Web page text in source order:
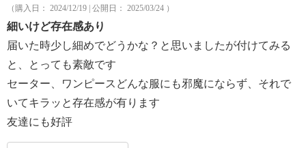
（購入日： 2024/12/19 | 公開日： 2025/03/24 ）
細いけど存在感あり
届いた時少し細めでどうかな？と思いましたが付けてみる
と、とっても素敵です
セーター、ワンピースどんな服にも邪魔にならず、それで
いてキラッと存在感が有ります
友達にも好評